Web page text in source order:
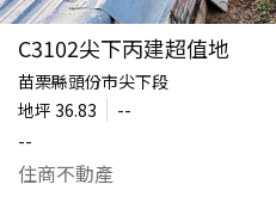
C3102尖下丙建超值地
苗栗縣頭份市尖下段
地坪 36.83
--
--
住商不動產